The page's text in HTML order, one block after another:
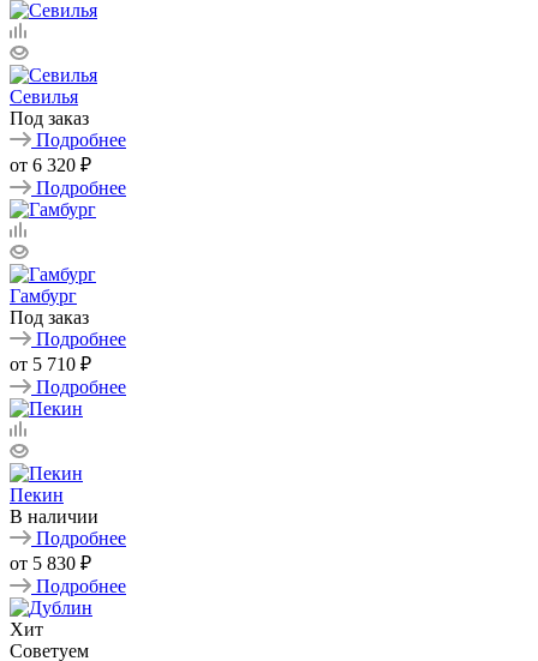
Севилья
Под заказ
Подробнее
от 6 320 ₽
Подробнее
Гамбург
Под заказ
Подробнее
от 5 710 ₽
Подробнее
Пекин
В наличии
Подробнее
от 5 830 ₽
Подробнее
Хит
Советуем